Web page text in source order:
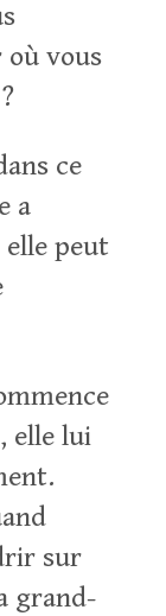
vous
ce
a
elle peut
elle lui
sur
grand-